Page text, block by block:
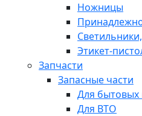
Ножницы
Этикет-
Запчасти
Запасные части
Для
Для ВТО